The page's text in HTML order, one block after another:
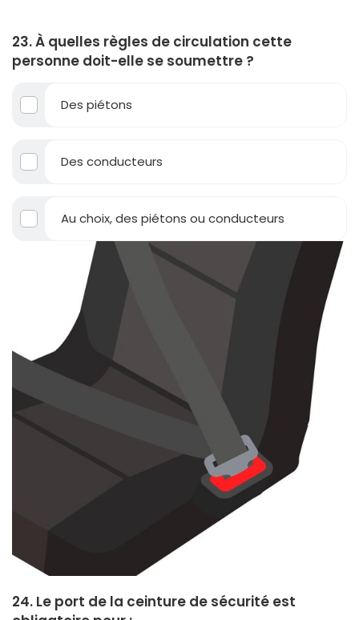
23. À quelles règles de circulation cette
personne doit-elle se soumettre ?
Des piétons
Des conducteurs
Au choix, des piétons ou conducteurs
24. Le port de la ceinture de sécurité est